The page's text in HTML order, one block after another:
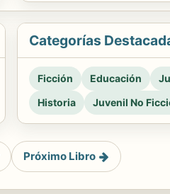
Categorías
Ficción Educación
Historia
Juvenil No
Próximo Libro